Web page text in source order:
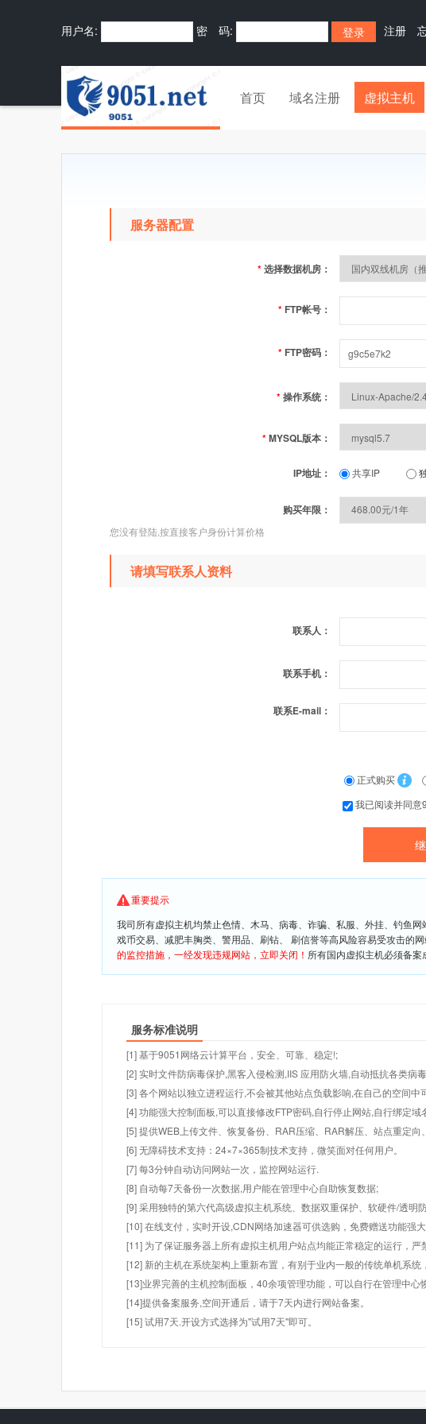
用户名: 密 码: 注册
首页 域名注册 虚拟主机
服务器配置
*选择数据机房：
* FTP帐号：
* FTP密码：
*操作系统：
*MYSQL版本：
IP地址： 共享IP
购买年限：
您没有登陆,按直接客户身份计算价格
请填写联系人资料
联系人：
联系手机：
联系E-mail：
正式购买
我已阅读并同意
重要提示
我司所有虚拟主机均禁止色情、木马、病毒、诈骗、私服、外挂、钓鱼
戏币交易、减肥丰胸类、警用品、刷钻、 刷信誉等高风险容易受攻击的
的监控措施，一经发现违规网站，立即关闭！ 所有国内虚拟主机必须备案
服务标准说明
[1] 基于9051网络云计算平台，安全、可靠、稳定!;
[2] 实时文件防病毒保护,黑客入侵检测,IIS 应用防火墙,自动抵抗各类病
[3] 各个网站以独立进程运行,不会被其他站点负载影响,在自己的空间
[4] 功能强大控制面板,可以直接修改FTP密码,自行停止网站,自行绑定域
[5] 提供WEB上传文件、恢复备份、RAR压缩、RAR解压、站点重定
[6] 无障碍技术支持：24×7×365制技术支持，微笑面对任何用户。
[7] 每3分钟自动访问网站一次，监控网站运行.
[8] 自动每7天备份一次数据,用户能在管理中心自助恢复数据;
[9] 采用独特的第六代高级虚拟主机系统、数据双重保护、软硬件/透明
[10] 在线支付，实时开设,CDN网络加速器可供选购，免费赠送功能强
[11] 为了保证服务器上所有虚拟主机用户站点均能正常稳定的运行，
[12] 新的主机在系统架构上重新布置，有别于业内一般的传统单机系
[13]业界完善的主机控制面板，40余项管理功能，可以自行在管理中心
[14]提供备案服务,空间开通后，请于7天内进行网站备案。
[15] 试用7天.开设方式选择为"试用7天"即可。